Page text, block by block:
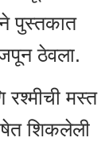
पुस्तकात
ठेवला.
रश्मीची मस्त
शिकलेली